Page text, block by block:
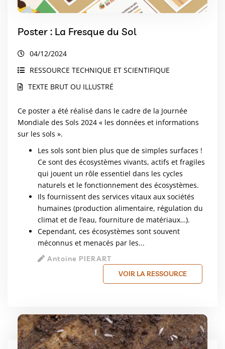
Poster : La Fresque du Sol
04/12/2024
RESSOURCE TECHNIQUE ET SCIENTIFIQUE
TEXTE BRUT OU ILLUSTRÉ
Ce poster a été réalisé dans le cadre de la Journée
Mondiale des Sols 2024 « les données et informations
sur les sols ».
Les sols sont bien plus que de simples surfaces !
Ce sont des écosystèmes vivants, actifs et fragiles
qui jouent un rôle essentiel dans les cycles
naturels et le fonctionnement des écosystèmes.
Ils fournissent des services vitaux aux sociétés
humaines (production alimentaire, régulation du
climat et de l’eau, fourniture de matériaux…).
Cependant, ces écosystèmes sont souvent
méconnus et menacés par les...
Antoine PIERART
VOIR LA RESSOURCE